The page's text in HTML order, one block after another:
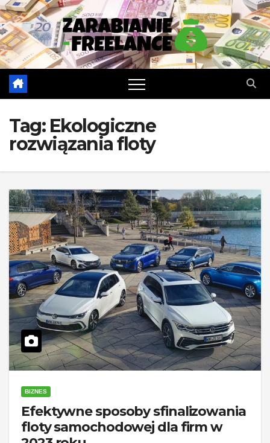
Skip
to
content
Tag: Ekologiczne
rozwiązania floty
BIZNES
Efektywne sposoby sfinalizowania
floty samochodowej dla firm w